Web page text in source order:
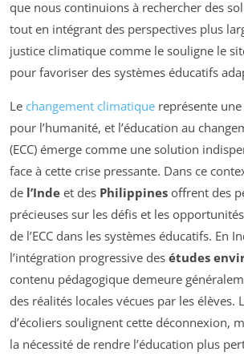
que nous continuions à rechercher des
tout en intégrant des perspectives plus
justice climatique comme le souligne le
pour favoriser des systèmes éducatifs
Le changement climatique représente une
pour l’humanité, et l’éducation au
(ECC) émerge comme une solution
face à cette crise pressante. Dans ce
de l’Inde et des Philippines offrent des
précieuses sur les défis et les
de l’ECC dans les systèmes éducatifs. En
l’intégration progressive des études
contenu pédagogique demeure
des réalités locales vécues par les élèves.
d’écoliers soulignent cette déconnexion,
la nécessité de rendre l’éducation plus